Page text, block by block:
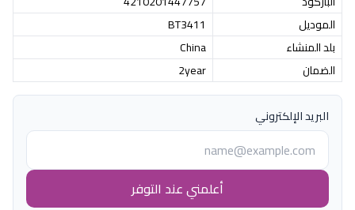
الموديل
BT3411
بلد المنشاء
China
الضمان
2year
البريد الإلكتروني
أعلمني عند التوفر